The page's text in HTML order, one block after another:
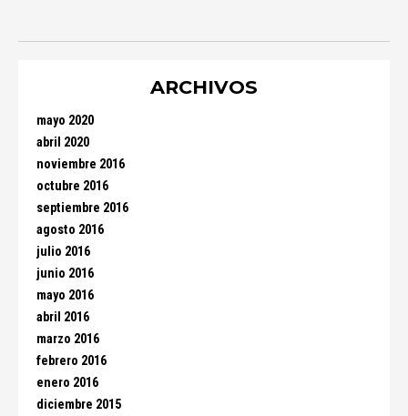
ARCHIVOS
mayo 2020
abril 2020
noviembre 2016
octubre 2016
septiembre 2016
agosto 2016
julio 2016
junio 2016
mayo 2016
abril 2016
marzo 2016
febrero 2016
enero 2016
diciembre 2015